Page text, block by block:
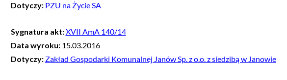
Dotyczy: PZU na Życie SA
Sygnatura akt:XVII AmA 140/14
Data wyroku: 15.03.2016
Dotyczy: Zakład Gospodarki Komunalnej Janów Sp. z o.o. z siedzibą w Janowie